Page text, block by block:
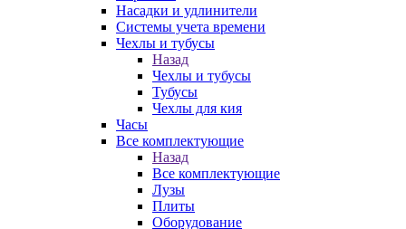
Насадки и удлинители
Системы учета времени
Чехлы и тубусы
Назад
Чехлы и тубусы
Тубусы
Чехлы для кия
Часы
Все комплектующие
Назад
Все комплектующие
Лузы
Плиты
Оборудование